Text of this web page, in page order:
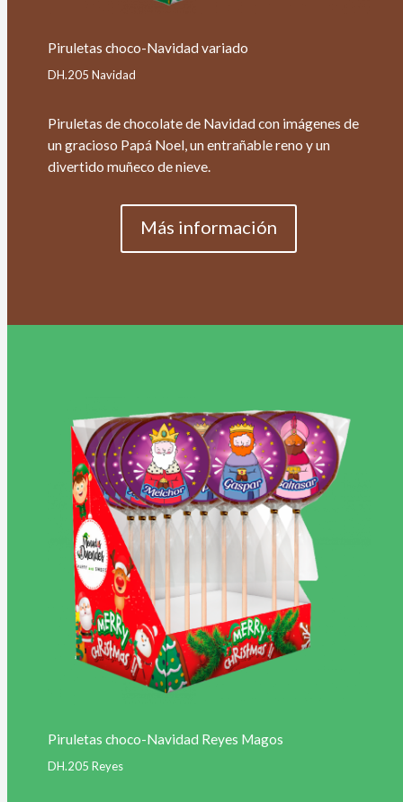
Piruletas choco-Navidad variado
DH.205 Navidad
Piruletas de chocolate de Navidad con imágenes de
un gracioso Papá Noel, un entrañable reno y un
divertido muñeco de nieve.
Más información
Piruletas choco-Navidad Reyes Magos
DH.205 Reyes